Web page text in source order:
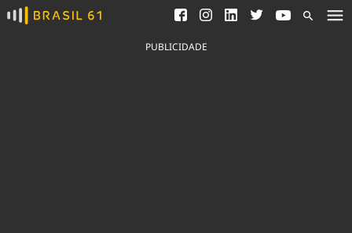
Ver todas as notícias
Saneamento
Indicadores
PUBLICIDADE